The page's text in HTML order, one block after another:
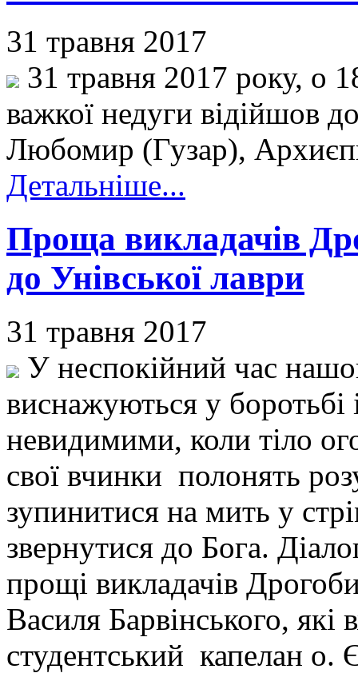
31 травня 2017
31 травня 2017 року, о
важкої недуги відійшов
Любомир (Гузар),
Детальніше...
Проща викладачів
до Унівської лаври
31 травня 2017
У неспокійний час
виснажуються у
невидимими, коли тіло
свої вчинки полонять
зупинитися на мить у
звернутися до Бога.
прощі викладачів
Василя Барвінського,
студентський капелан